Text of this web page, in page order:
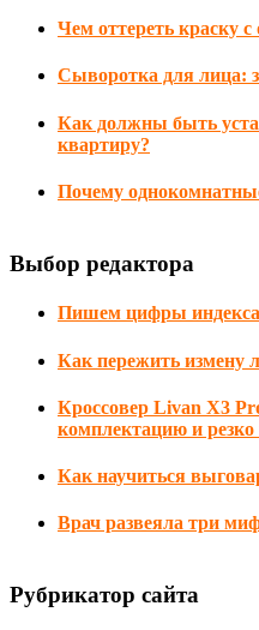
Чем оттереть краску
Сыворотка для лица:
Как должны быть
квартиру?
Почему
Выбор редактора
Пишем цифры индекса
Как пережить измену
Кроссовер Livan X3
комплектацию и
Как научиться
Врач развеяла три
Рубрикатор сайта